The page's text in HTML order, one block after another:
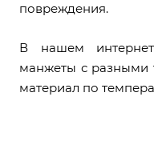
повреждения.
В нашем
манжеты с разными
материал по